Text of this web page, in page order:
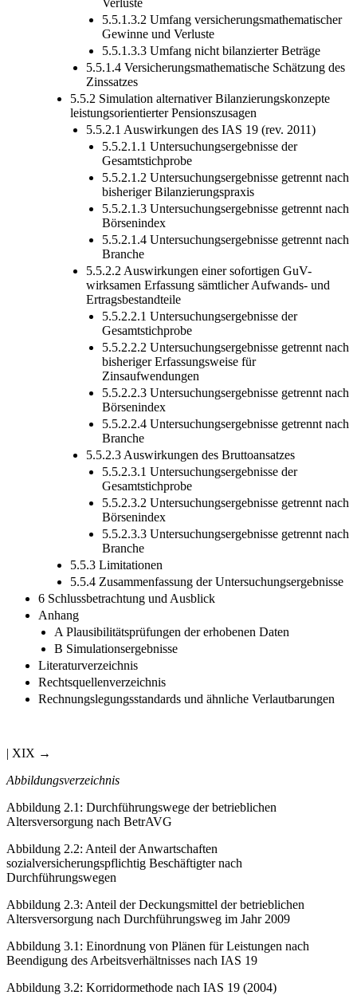
Verluste
5.5.1.3.2 Umfang versicherungsmathematischer
Gewinne und Verluste
5.5.1.3.3 Umfang nicht bilanzierter Beträge
5.5.1.4 Versicherungsmathematische Schätzung des
Zinssatzes
5.5.2 Simulation alternativer Bilanzierungskonzepte
leistungsorientierter Pensionszusagen
5.5.2.1 Auswirkungen des IAS 19 (rev. 2011)
5.5.2.1.1 Untersuchungsergebnisse der
Gesamtstichprobe
5.5.2.1.2 Untersuchungsergebnisse getrennt nach
bisheriger Bilanzierungspraxis
5.5.2.1.3 Untersuchungsergebnisse getrennt nach
Börsenindex
5.5.2.1.4 Untersuchungsergebnisse getrennt nach
Branche
5.5.2.2 Auswirkungen einer sofortigen GuV-
wirksamen Erfassung sämtlicher Aufwands- und
Ertragsbestandteile
5.5.2.2.1 Untersuchungsergebnisse der
Gesamtstichprobe
5.5.2.2.2 Untersuchungsergebnisse getrennt nach
bisheriger Erfassungsweise für
Zinsaufwendungen
5.5.2.2.3 Untersuchungsergebnisse getrennt nach
Börsenindex
5.5.2.2.4 Untersuchungsergebnisse getrennt nach
Branche
5.5.2.3 Auswirkungen des Bruttoansatzes
5.5.2.3.1 Untersuchungsergebnisse der
Gesamtstichprobe
5.5.2.3.2 Untersuchungsergebnisse getrennt nach
Börsenindex
5.5.2.3.3 Untersuchungsergebnisse getrennt nach
Branche
5.5.3 Limitationen
5.5.4 Zusammenfassung der Untersuchungsergebnisse
6 Schlussbetrachtung und Ausblick
Anhang
A Plausibilitätsprüfungen der erhobenen Daten
B Simulationsergebnisse
Literaturverzeichnis
Rechtsquellenverzeichnis
Rechnungslegungsstandards und ähnliche Verlautbarungen
| XIX →
Abbildungsverzeichnis
Abbildung 2.1 : Durchführungswege der betrieblichen
Altersversorgung nach BetrAVG
Abbildung 2.2: Anteil der Anwartschaften
sozialversicherungspflichtig Beschäftigter nach
Durchführungswegen
Abbildung 2.3: Anteil der Deckungsmittel der betrieblichen
Altersversorgung nach Durchführungsweg im Jahr 2009
Abbildung 3.1 : Einordnung von Plänen für Leistungen nach
Beendigung des Arbeitsverhältnisses nach IAS 19
Abbildung 3.2: Korridormethode nach IAS 19 (2004)